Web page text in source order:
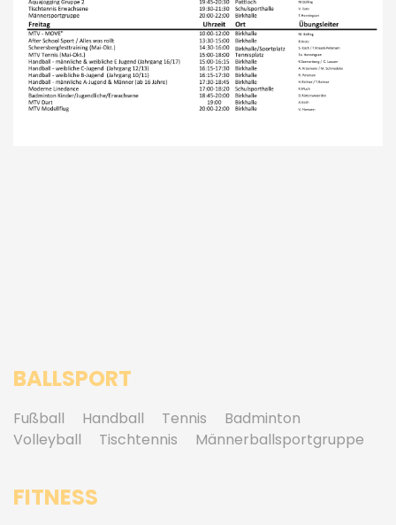
BALLSPORT
Fußball Handball Tennis
Badminton
Volleyball
Tischtennis Männerballsportgruppe
FITNESS